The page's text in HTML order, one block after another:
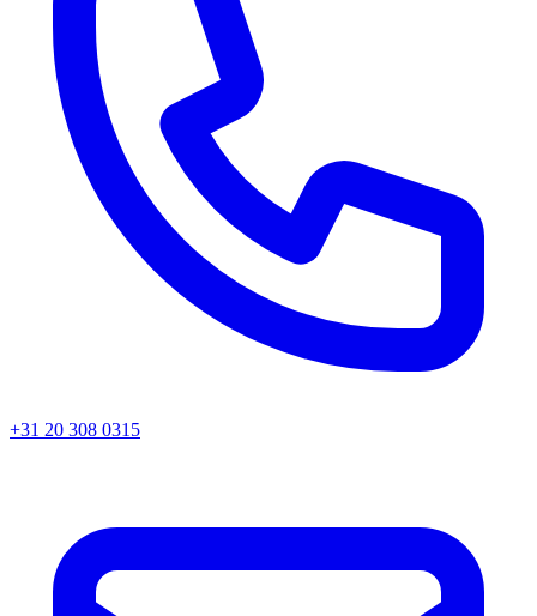
+31 20 308 0315